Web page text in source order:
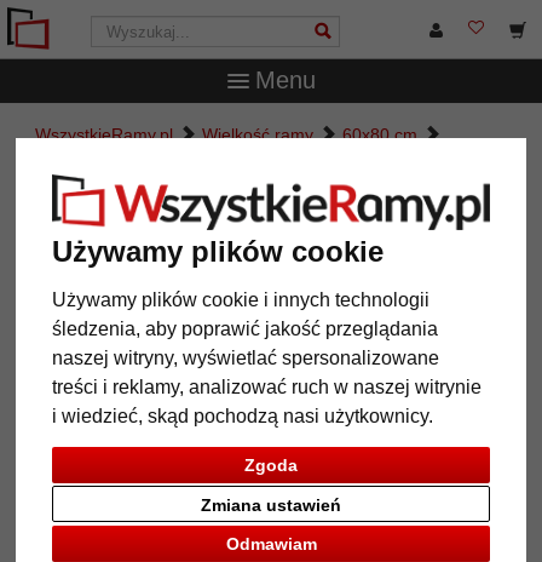
Używamy plików cookie
Używamy plików cookie i innych technologii
śledzenia, aby poprawić jakość przeglądania
naszej witryny, wyświetlać spersonalizowane
treści i reklamy, analizować ruch w naszej witrynie
i wiedzieć, skąd pochodzą nasi użytkownicy.
Zgoda
Odmawiam
Zmiana ustawień
Menu
WszystkieRamy.pl Wielkość ramy
60x80 cm
Drewniana multiramka na zdjęcia
Hekla (MDF)